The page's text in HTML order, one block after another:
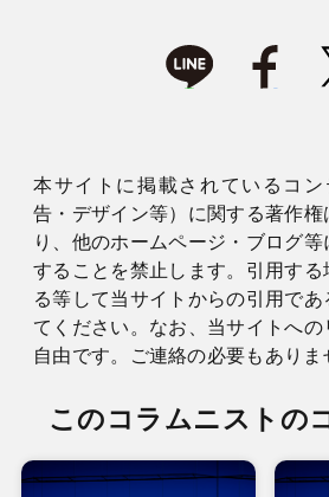
本サイトに掲載されているコ
告・デザイン等）に関する著作
り、他のホームページ・ブログ
することを禁止します。引用す
る等して当サイトからの引用で
てください。なお、当サイトへ
自由です。ご連絡の必要もありま
このコラムニストの